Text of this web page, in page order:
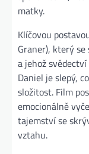
matky.
Klíčovou
Graner), který
a jehož
Daniel je slepý,
složitost. Film
emocionálně
tajemství se
vztahu.